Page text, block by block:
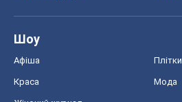
Шоу
Афіша Плітки
Краса Мода